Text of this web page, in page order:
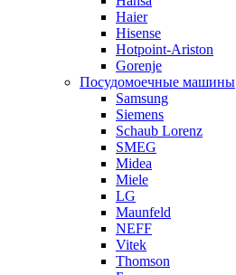
Haier
Hisense
Hotpoint-Ariston
Gorenje
Посудомоечные машины
Samsung
Siemens
Schaub Lorenz
SMEG
Midea
Miele
LG
Maunfeld
NEFF
Vitek
Thomson